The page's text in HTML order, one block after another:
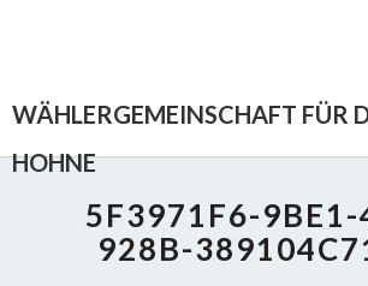
WÄHLERGEMEINSCHAFT FÜR
HOHNE
5F3971F6-
928B-